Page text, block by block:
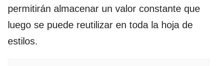
permitirán almacenar un valor constante que
luego se puede reutilizar en toda la hoja de
estilos.